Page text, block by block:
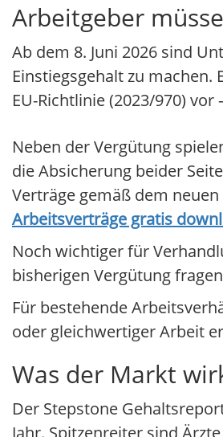
Arbeitgeber
Ab dem 8. Juni 2026 sind
Einstiegsgehalt zu
EU-Richtlinie (2023/970)
Neben der Vergütung
die Absicherung beider
Verträge gemäß dem
Arbeitsverträge gratis
Noch wichtiger für
bisherigen Vergütung
Für bestehende
oder gleichwertiger Arbeit
Was der Markt
Der Stepstone